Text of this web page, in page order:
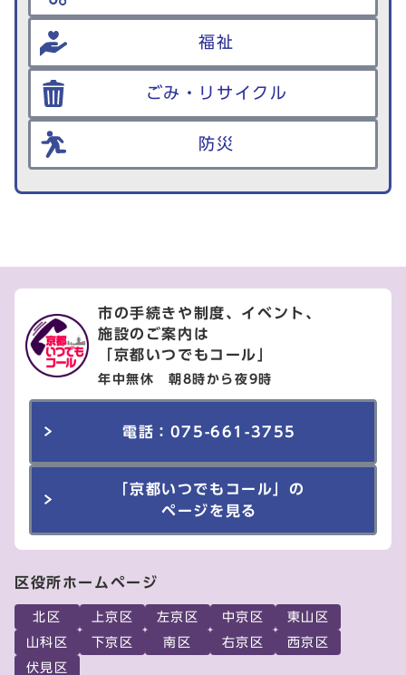
福祉
ごみ・リサイクル
防災
市の手続きや制度、イベント、
施設のご案内は
「京都いつでもコール」
年中無休 朝8時から夜9時
電話：075-661-3755
「京都いつでもコール」の
ページを見る
区役所ホームページ
北区 上京区 左京区 中京区
東山区
山科区
下京区 南区 右京区
西京区
伏見区